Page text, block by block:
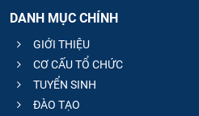
DANH MỤC CHÍNH
GIỚI THIỆU
CƠ CẤU TỔ CHỨC
TUYỂN SINH
ĐÀO TẠO